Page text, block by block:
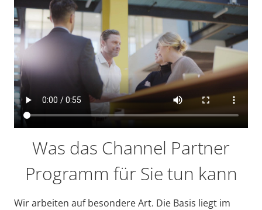
Was das Channel Partner
Programm für Sie tun kann
Wir arbeiten auf besondere Art. Die Basis liegt im